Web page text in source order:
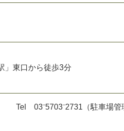
東口から徒歩3分
Tel 03⁻5703⁻2731（駐車場管